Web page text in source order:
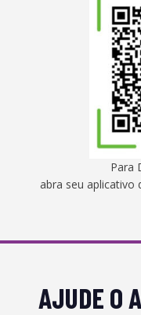
Para
abra seu aplicativo
AJUDE O